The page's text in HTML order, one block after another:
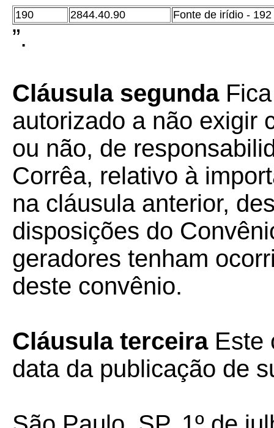
190 2844.40.90 Fonte de irídio - 192
”.
Cláusula segundaFica
autorizado a não exigir
ou não, de
Corrêa, relativo à
na cláusula anterior,
disposições do
geradores tenham
deste convênio.
Cláusula terceiraEste
data da publicação de